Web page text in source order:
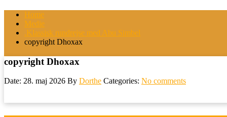
Home
Medie
.Klassisk rundrejse med Abu Simbel
copyright Dhoxax
copyright Dhoxax
Date: 28. maj 2026 By Dorthe Categories: No comments